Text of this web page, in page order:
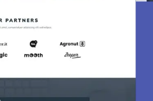
Création de
Des sites modernes, rapides et